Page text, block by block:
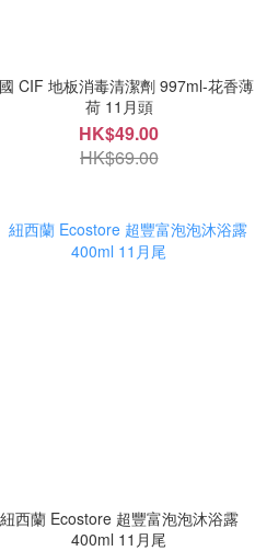
CIF 地板消毒清潔劑 997ml-花香薄
荷 11月頭
HK$49.00
HK$69.00
紐西蘭 Ecostore 超豐富泡泡沐浴露
400ml 11月尾